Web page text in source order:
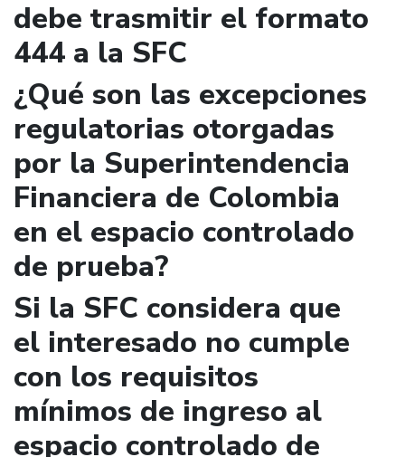
debe trasmitir el formato
444 a la SFC
¿Qué son las excepciones
regulatorias otorgadas
por la Superintendencia
Financiera de Colombia
en el espacio controlado
de prueba?
Si la SFC considera que
el interesado no cumple
con los requisitos
mínimos de ingreso al
espacio controlado de